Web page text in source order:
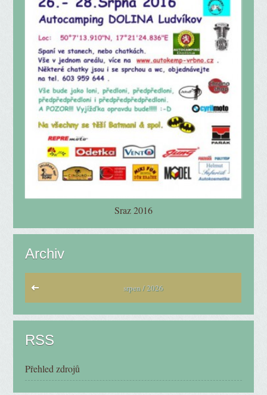
Sraz 2016
Archiv
srpen / 2026
RSS
Přehled zdrojů